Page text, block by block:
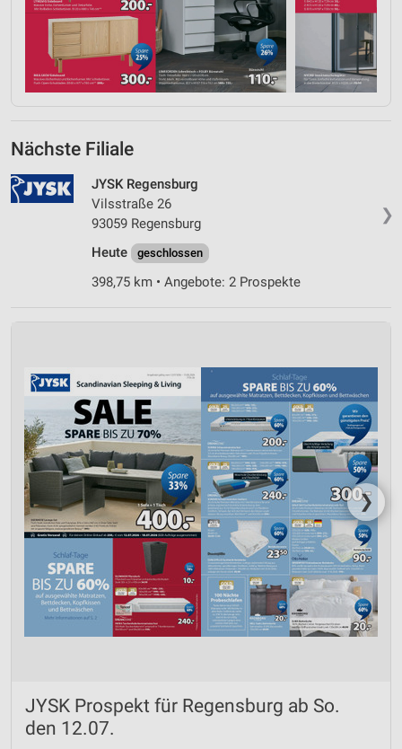
Nächste Filiale
❯
JYSK Regensburg
Vilsstraße 26
93059 Regensburg
Heute
geschlossen
398,75 km • Angebote: 2 Prospekte
❯
JYSK Prospekt für Regensburg ab So.
den 12.07.